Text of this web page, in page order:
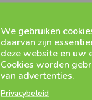
We gebruiken
daarvan zijn
deze website en uw
Cookies worden
van advertenties.
Privacybeleid